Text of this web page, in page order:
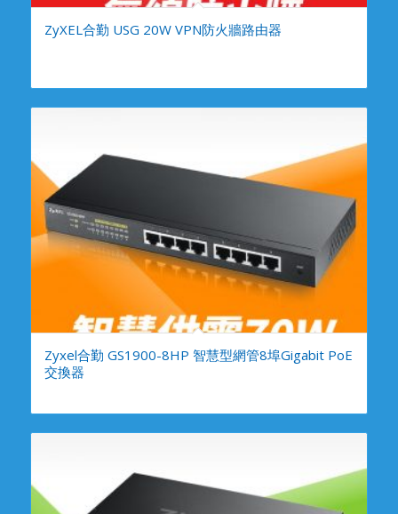
ZyXEL合勤 USG 20W VPN防火牆路由器
Zyxel合勤 GS1900-8HP 智慧型網管8埠Gigabit PoE
交換器